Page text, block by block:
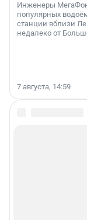
Инженеры
популярных
станции вблизи
недалеко от
7 августа, 14:59